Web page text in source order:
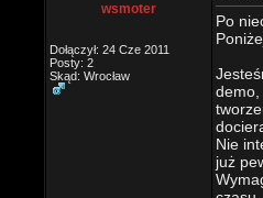
wsmoter
Dołączył: 24 Cze 2011
Posty: 2
Skąd: Wrocław
Po
demo,
Nie
już